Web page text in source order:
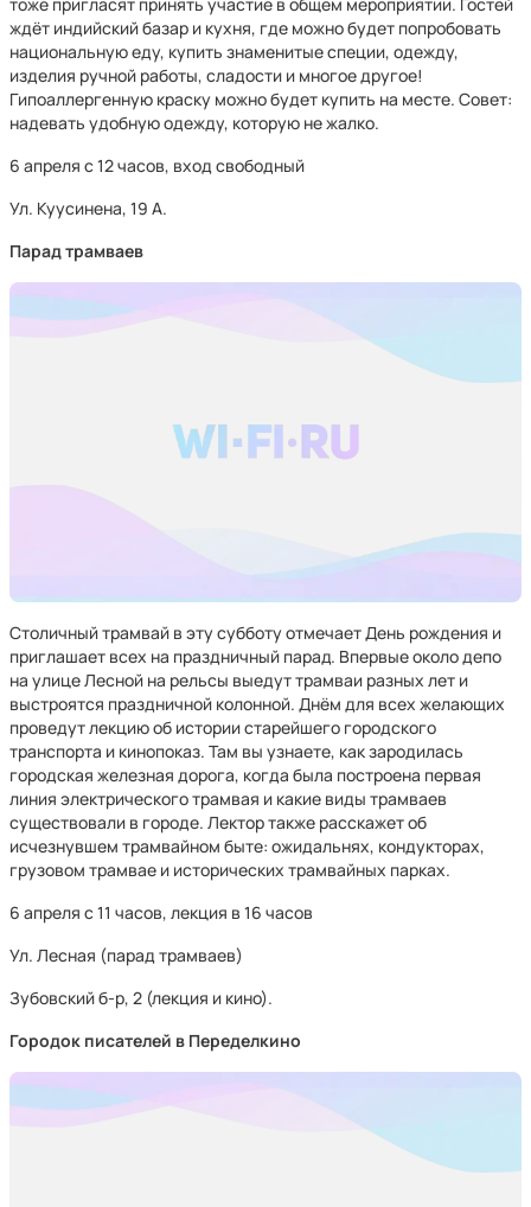
ждёт индийский базар и кухня, где можно будет попробовать
национальную еду, купить знаменитые специи, одежду,
изделия ручной работы, сладости и многое другое!
Гипоаллергенную краску можно будет купить на месте. Совет:
надевать удобную одежду, которую не жалко.
6 апреля с 12 часов, вход свободный
Ул. Куусинена, 19 А.
Парад трамваев
Столичный трамвай в эту субботу отмечает День рождения и
приглашает всех на праздничный парад. Впервые около депо
на улице Лесной на рельсы выедут трамваи разных лет и
выстроятся праздничной колонной. Днём для всех желающих
проведут лекцию об истории старейшего городского
транспорта и кинопоказ. Там вы узнаете, как зародилась
городская железная дорога, когда была построена первая
линия электрического трамвая и какие виды трамваев
существовали в городе. Лектор также расскажет об
исчезнувшем трамвайном быте: ожидальнях, кондукторах,
грузовом трамвае и исторических трамвайных парках.
6 апреля с 11 часов, лекция в 16 часов
Ул. Лесная (парад трамваев)
Зубовский б-р, 2 (лекция и кино).
Городок писателей в Переделкино